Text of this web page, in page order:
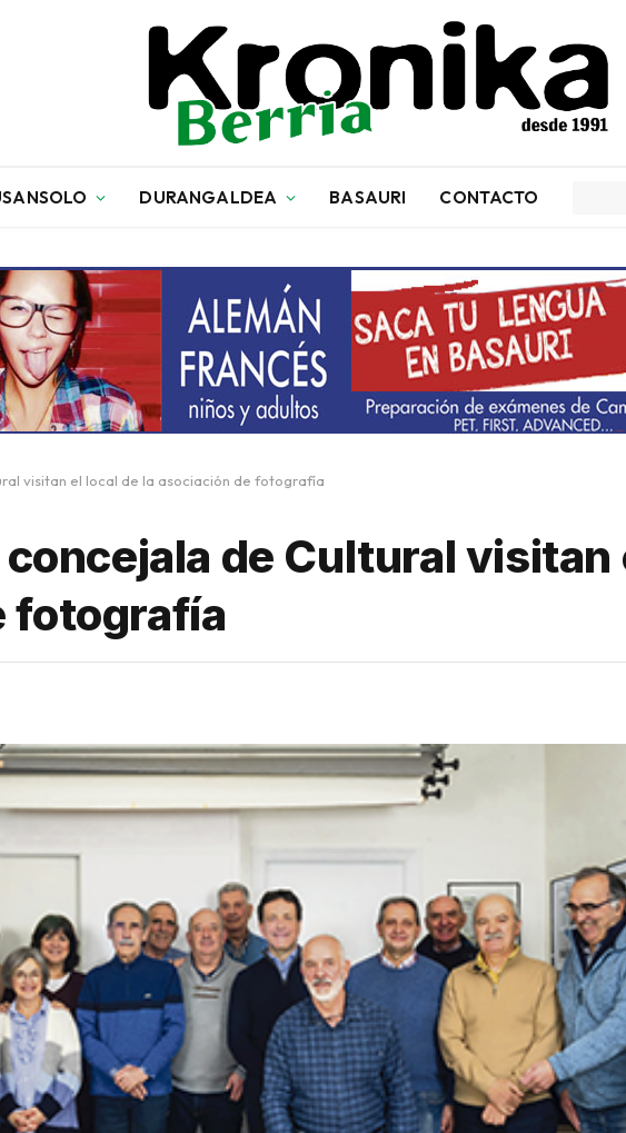
DURANGALDEA BASAURI CONTACTO
visitan el local de la asociación de fotografía
concejala de Cultural visitan
fotografía